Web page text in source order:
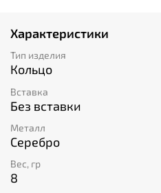
Характеристики
Тип изделия
Кольцо
Вставка
Без вставки
Металл
Серебро
Вес, гр
8